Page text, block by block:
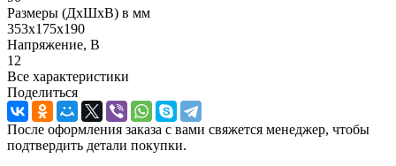
Размеры (ДхШхВ) в мм
353х175х190
Напряжение, В
12
Все характеристики
Поделиться
После оформления заказа с вами свяжется менеджер, чтобы
подтвердить детали покупки.